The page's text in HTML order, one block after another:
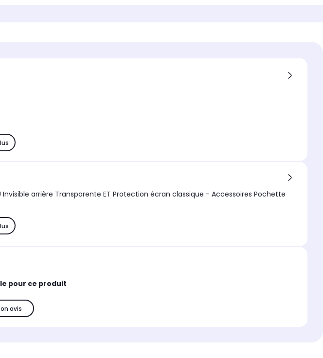
Transparente ET Protection écran classique - Accessoires Pochette
pour ce produit
avis